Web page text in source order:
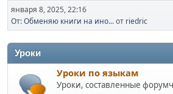
января 8, 2025, 22:16
От: Обменяю книги на ино...от riedric
Уроки
Уроки по языкам
Уроки, составленные